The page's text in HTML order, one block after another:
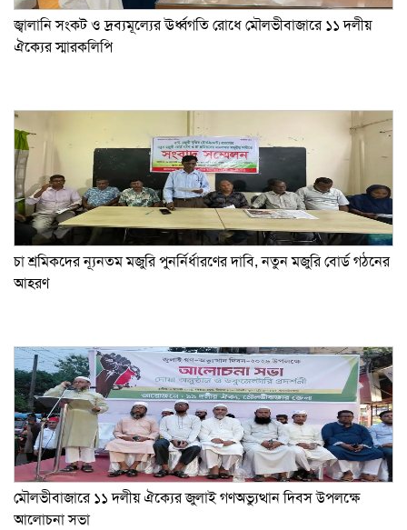
জ্বালানি সংকট ও দ্রব্যমূল্যের ঊর্ধ্বগতি রোধে মৌলভীবাজারে ১১ দলীয়
ঐক্যের স্মারকলিপি
চা শ্রমিকদের ন্যূনতম মজুরি পুনর্নির্ধারণের দাবি, নতুন মজুরি বোর্ড গঠনের
আহরণ
মৌলভীবাজারে ১১ দলীয় ঐক্যের জুলাই গণঅভ্যুত্থান দিবস উপলক্ষে
আলোচনা সভা